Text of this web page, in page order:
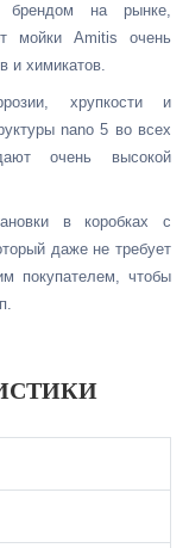
брендом на рынке,
мойки Amitis очень
и химикатов.
хрупкости и
nano 5 во всех
очень высокой
в коробках с
даже не требует
покупателем, чтобы